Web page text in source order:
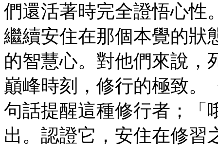
們還活著時完全證悟心性
繼續安住在那個本覺的狀
的智慧心。對他們來說，
巔峰時刻，修行的極致。
句話提醒這種修行者；「
出。認證它，安住在修習